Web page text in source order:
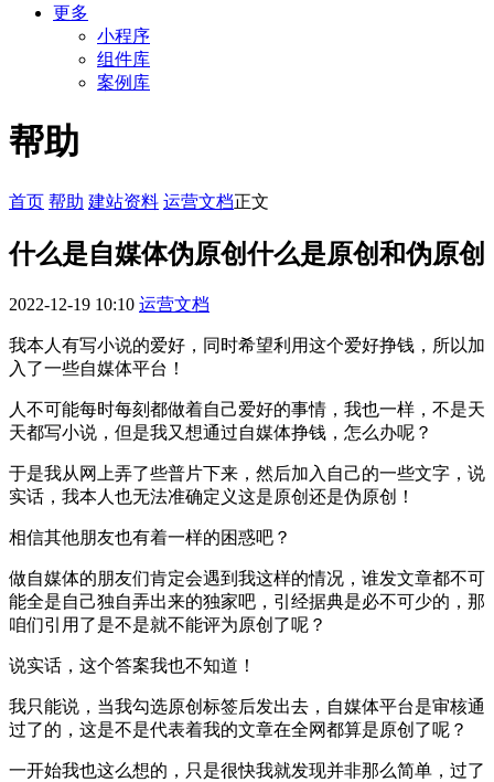
更多
小程序
组件库
案例库
帮助
首页 帮助 建站资料 运营文档正文
什么是自媒体伪原创什么是原创和伪原创
2022-12-19 10:10 运营文档
我本人有写小说的爱好，同时希望利用这个爱好挣钱，所以加
入了一些自媒体平台！
人不可能每时每刻都做着自己爱好的事情，我也一样，不是天
天都写小说，但是我又想通过自媒体挣钱，怎么办呢？
于是我从网上弄了些普片下来，然后加入自己的一些文字，说
实话，我本人也无法准确定义这是原创还是伪原创！
相信其他朋友也有着一样的困惑吧？
做自媒体的朋友们肯定会遇到我这样的情况，谁发文章都不可
能全是自己独自弄出来的独家吧，引经据典是必不可少的，那
咱们引用了是不是就不能评为原创了呢？
说实话，这个答案我也不知道！
我只能说，当我勾选原创标签后发出去，自媒体平台是审核通
过了的，这是不是代表着我的文章在全网都算是原创了呢？
一开始我也这么想的，只是很快我就发现并非那么简单，过了